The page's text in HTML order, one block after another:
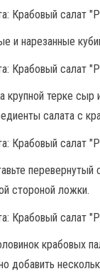
и нарезанные
крупной терке
салата с
стороной ложки.
крабовых
добавить